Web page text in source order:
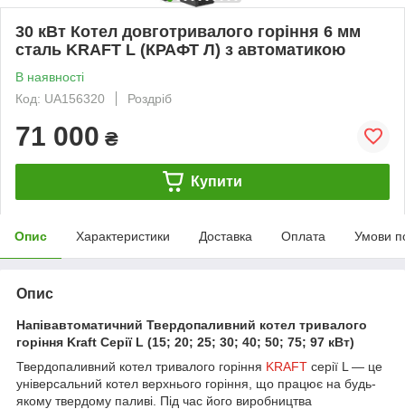
30 кВт Котел довготривалого горіння 6 мм
сталь KRAFT L (КРАФТ Л) з автоматикою
В наявності
Код: UA156320
Роздріб
71 000 ₴
Купити
Опис Характеристики Доставка Оплата Умови
Опис
Напівавтоматичний Твердопаливний котел тривалого
горіння Kraft Серії L (15; 20; 25; 30; 40; 50; 75; 97 кВт)
Твердопаливний котел тривалого горіння KRAFT серії L — це
універсальний котел верхнього горіння, що працює на будь-
якому твердому паливі. Під час його виробництва